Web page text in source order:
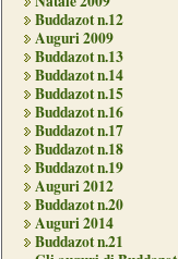
Buddazot n.12
Auguri 2009
Buddazot n.13
Buddazot n.14
Buddazot n.15
Buddazot n.16
Buddazot n.17
Buddazot n.18
Buddazot n.19
Auguri 2012
Buddazot n.20
Auguri 2014
Buddazot n.21